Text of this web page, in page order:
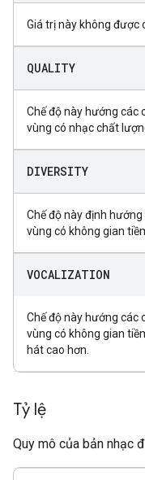
Giá trị này không được
QUALITY
Chế độ này hướng các
vùng có nhạc chất
DIVERSITY
Chế độ này định
vùng có không gian
VOCALIZATION
Chế độ này hướng các
vùng có không gian
hát cao hơn.
Tỷ lệ
Quy mô của bản nhạc